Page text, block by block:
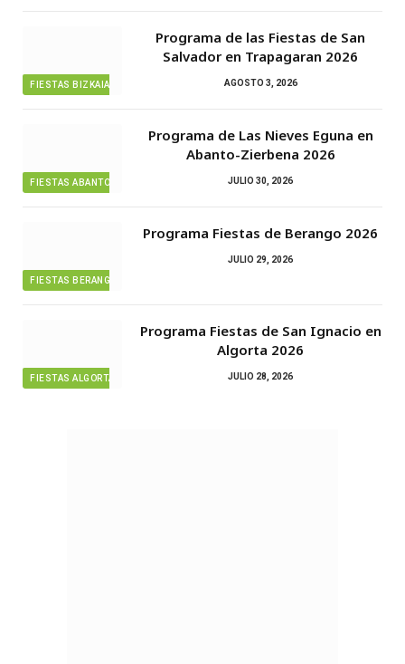
FIESTAS BIZKAIA
Programa de las Fiestas de San
Salvador en Trapagaran 2026
AGOSTO 3, 2026
FIESTAS ABANTO ZIERBENA
Programa de Las Nieves Eguna en
Abanto-Zierbena 2026
JULIO 30, 2026
FIESTAS BERANGO
Programa Fiestas de Berango 2026
JULIO 29, 2026
FIESTAS ALGORTA
Programa Fiestas de San Ignacio en
Algorta 2026
JULIO 28, 2026